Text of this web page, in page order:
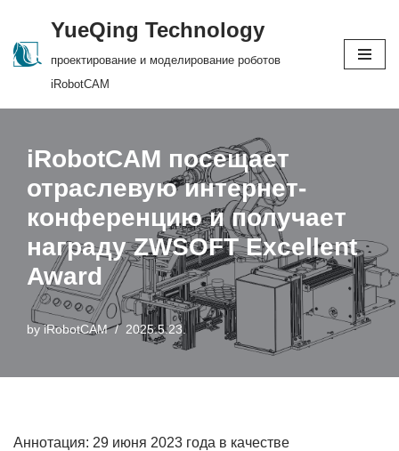
Skip
YueQing Technology
проектирование и моделирование роботов
iRobotCAM
iRobotCAM посещает
отраслевую интернет-
конференцию и получает
награду ZWSOFT Excellent
Award
byiRobotCAM 2025.5.23.
Аннотация: 29 июня 2023 года в качестве